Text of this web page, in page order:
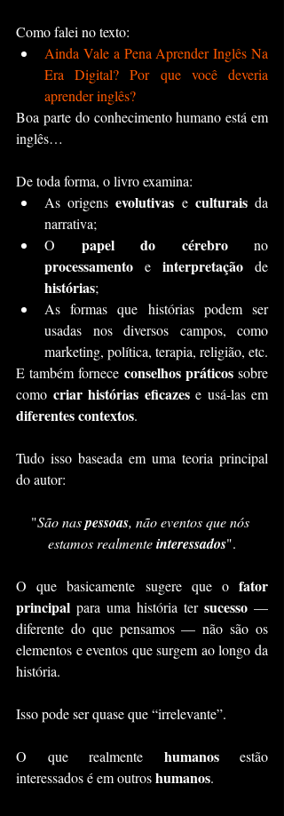
Como falei no texto:
Ainda Vale a Pena Aprender Inglês Na
Era Digital? Por que você deveria
aprender inglês?
Boa parte do conhecimento humano está em
inglês…
De toda forma, o livro examina:
As origens evolutivas e culturais da
narrativa;
O papel do cérebro
processamento e interpretação
histórias;
As formas que histórias podem ser
usadas nos diversos campos, como
E também fornece conselhos práticos sobre
como criar histórias eficazes
diferentes contextos.
Tudo isso baseada em uma teoria principal
do autor:
"São nas pessoas, não eventos que nós
estamos realmente interessados".
O que basicamente sugere que o fator
principal para uma história ter sucesso —
diferente do que pensamos — não são os
elementos e eventos que surgem ao longo da
história.
Isso pode ser quase que “irrelevante”.
O que realmente humanos estão
interessados é em outros humanos.